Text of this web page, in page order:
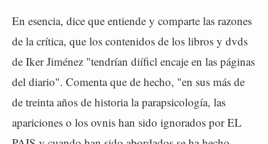
En esencia, dice que entiende y comparte las razones
de la crítica, que los contenidos de los libros y dvds
de Iker Jiménez "tendrían diíficl encaje en las páginas
del diario". Comenta que de hecho, "en sus más de
de treinta años de historia la parapsicología, las
apariciones o los ovnis han sido ignorados por EL